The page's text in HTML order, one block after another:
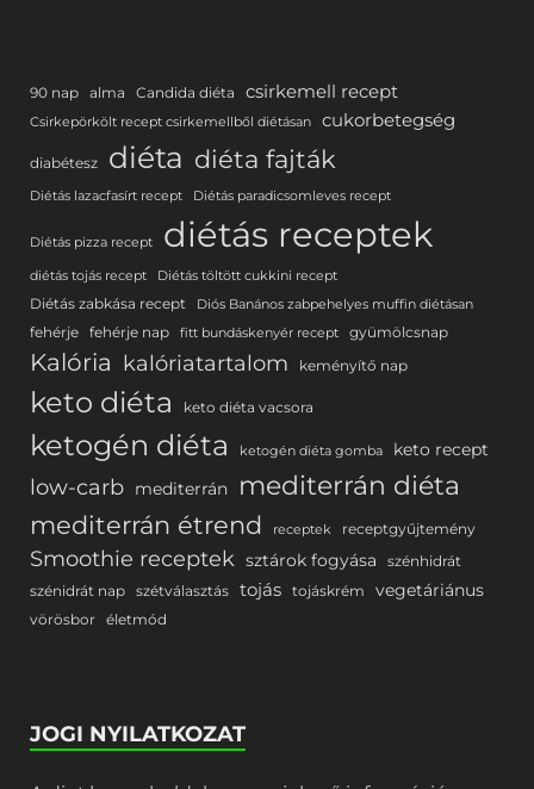
90 nap alma Candida diéta csirkemell recept
Csirkepörkölt recept csirkemellből diétásan cukorbetegség
diabétesz diéta diéta fajták
Diétás lazacfasírt recept Diétás paradicsomleves recept
Diétás pizza recept diétás receptek
diétás tojás recept Diétás töltött cukkini recept
Diétás zabkása recept Diós Banános zabpehelyes muffin diétásan
fehérje fehérje nap fitt bundáskenyér recept gyümölcsnap
Kalória kalóriatartalom keményítő nap
keto diéta keto diéta vacsora
ketogén diéta ketogén diéta gomba keto recept
low-carb mediterrán mediterrán diéta
mediterrán étrend receptek receptgyűjtemény
Smoothie receptek sztárok fogyása
szénhidrát
szénidrát nap szétválasztás tojás tojáskrém vegetáriánus
vörösbor életmód
JOGI NYILATKOZAT